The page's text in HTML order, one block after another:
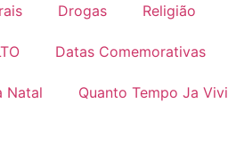
Drogas Religião
Datas Comemorativas
Natal Quanto Tempo Ja Vivi